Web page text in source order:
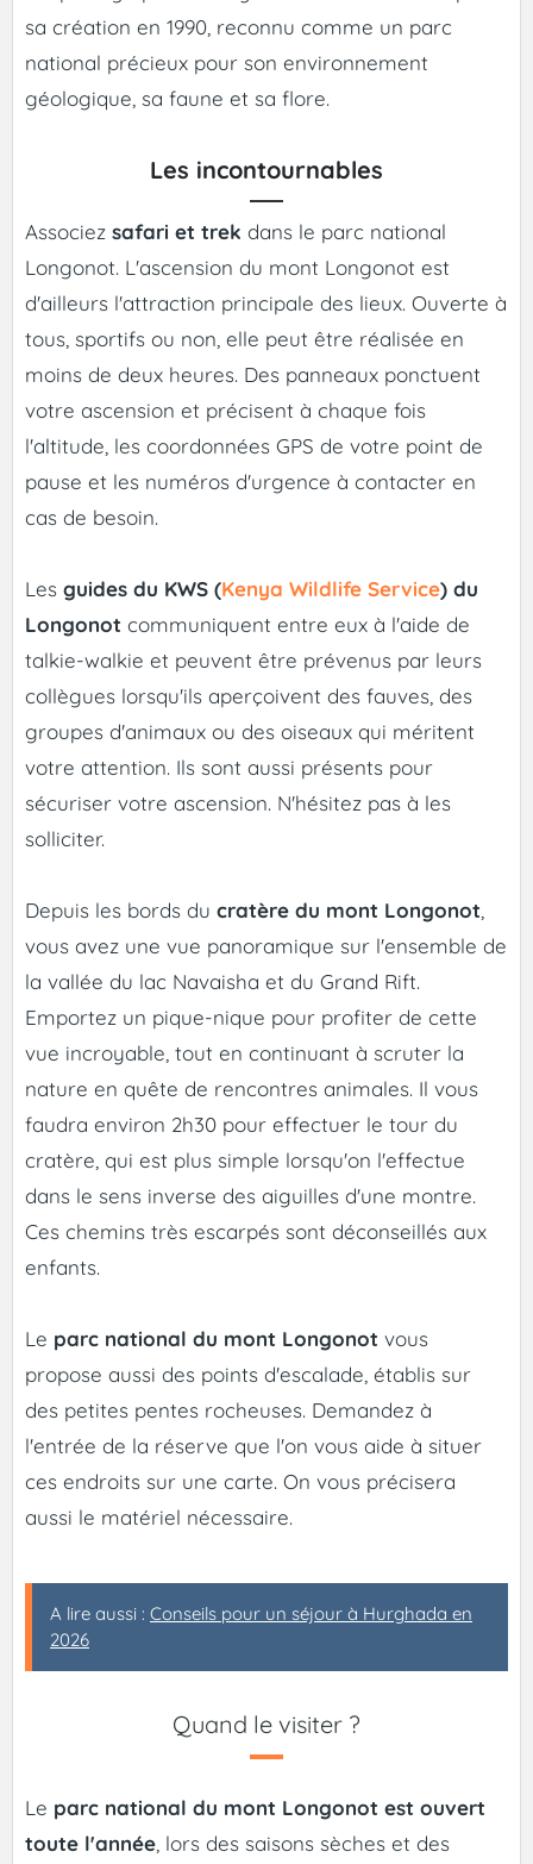
sa création en 1990, reconnu comme un parc
national précieux pour son environnement
géologique, sa faune et sa flore.
Les incontournables
Associez safari et trek dans le parc national
Longonot. L'ascension du mont Longonot est
d'ailleurs l'attraction principale des lieux. Ouverte à
tous, sportifs ou non, elle peut être réalisée en
moins de deux heures. Des panneaux ponctuent
votre ascension et précisent à chaque fois
l'altitude, les coordonnées GPS de votre point de
pause et les numéros d'urgence à contacter en
cas de besoin.
Les guides du KWS (Kenya Wildlife Service) du
Longonot communiquent entre eux à l'aide de
talkie-walkie et peuvent être prévenus par leurs
collègues lorsqu'ils aperçoivent des fauves, des
groupes d'animaux ou des oiseaux qui méritent
votre attention. Ils sont aussi présents pour
sécuriser votre ascension. N'hésitez pas à les
solliciter.
Depuis les bords du cratère du mont Longonot
vous avez une vue panoramique sur l'ensemble de
la vallée du lac Navaisha et du Grand Rift.
Emportez un pique-nique pour profiter de cette
vue incroyable, tout en continuant à scruter la
nature en quête de rencontres animales. Il vous
faudra environ 2h30 pour effectuer le tour du
cratère, qui est plus simple lorsqu'on l'effectue
dans le sens inverse des aiguilles d'une montre.
Ces chemins très escarpés sont déconseillés aux
enfants.
Le parc national du mont Longonot vous
propose aussi des points d'escalade, établis sur
des petites pentes rocheuses. Demandez à
l'entrée de la réserve que l'on vous aide à situer
ces endroits sur une carte. On vous précisera
aussi le matériel nécessaire.
A lire aussi : Conseils pour un séjour à Hurghada en
2026
Quand le visiter ?
Le parc national du mont Longonot est ouvert
toute l'année , lors des saisons sèches et des